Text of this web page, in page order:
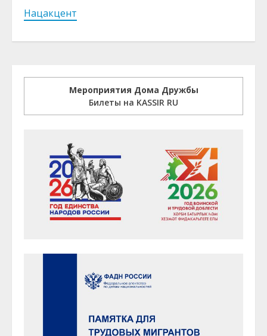
Нацакцент
Мероприятия Дома Дружбы
Билеты на KASSIR RU